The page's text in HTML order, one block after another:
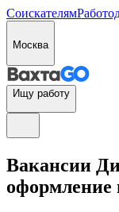
Соискателям
Москва
Ищу работу
Вакансии
оформление